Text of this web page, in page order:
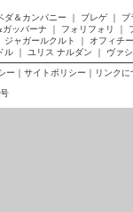
ダ＆カンパニー ｜ ブレゲ ｜
ブ
ガッバーナ ｜ フォリフォリ ｜
ジャガールクルト ｜
オフィチ
ル ｜ ユリス ナルダン ｜ ヴァ
ー ｜ サイトポリシー ｜ リンクに